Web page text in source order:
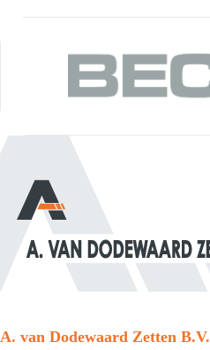
A. van Dodewaard Zetten B.V.